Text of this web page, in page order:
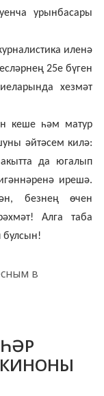
урынбасары
иленә
25е бүген
ында хезмәт
кеше һәм матур
әйтәсем килә:
да югалып
ирешә.
безнең өчен
Алга таба
в